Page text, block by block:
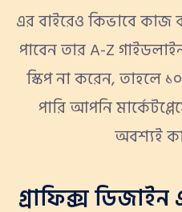
এর বাইরেও কিভাবে কাজ
পাবেন তার A-Z
স্কিপ না করেন, তাহলে
পারি আপনি
অবশ্যই
গ্রাফিক্স